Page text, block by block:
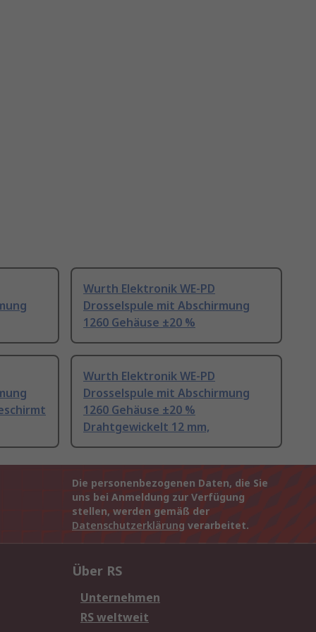
Wurth Elektronik WE-PD
Drosselspule mit Abschirmung
1260 Gehäuse ±20 %
Wurth Elektronik WE-PD
Drosselspule mit Abschirmung
1260 Gehäuse ±20 %
Drahtgewickelt 12 mm,
Die personenbezogenen Daten, die Sie
uns bei Anmeldung zur Verfügung
stellen, werden gemäß der
Datenschutzerklärung verarbeitet.
Über RS
Unternehmen
RS weltweit